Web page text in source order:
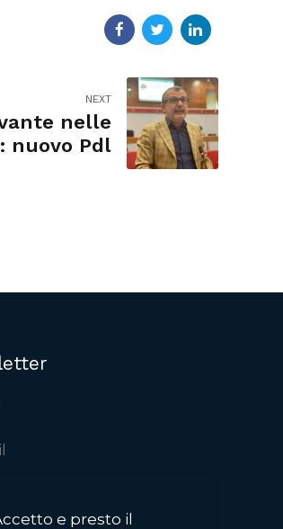
NEXT
nelle
nuovo Pdl
e presto il